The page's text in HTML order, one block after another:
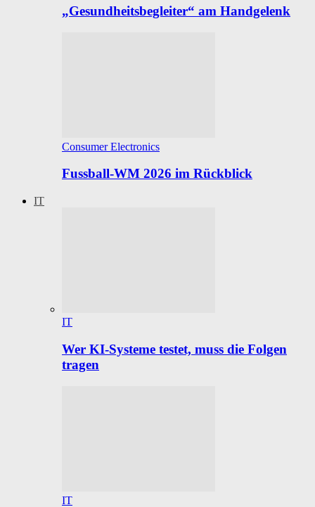
„Gesundheitsbegleiter“ am Handgelenk
Consumer Electronics
Fussball-WM 2026 im Rückblick
IT
IT
Wer KI-Systeme testet, muss die Folgen
tragen
IT